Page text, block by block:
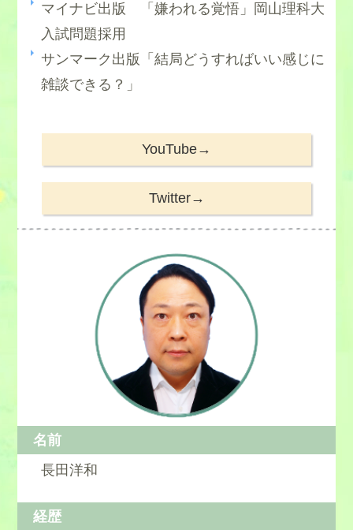
マイナビ出版 「嫌われる覚悟」岡山理科大
入試問題採用
サンマーク出版「結局どうすればいい感じに
雑談できる？」
YouTube→
Twitter→
名前
長田洋和
経歴